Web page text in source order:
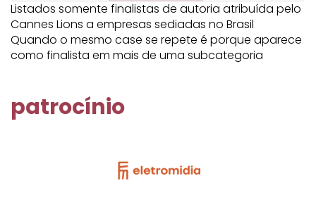
Listados somente finalistas de autoria atribuída pelo
Cannes Lions a empresas sediadas no Brasil
Quando o mesmo case se repete é porque aparece
como finalista em mais de uma subcategoria
patrocínio